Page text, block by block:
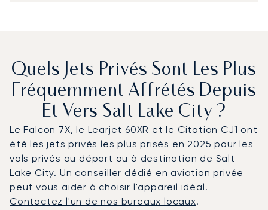
Quels Jets Privés Sont Les Plus
Fréquemment Affrétés Depuis
Et Vers Salt Lake City ?
Le Falcon 7X, le Learjet 60XR et le Citation CJ1 ont
été les jets privés les plus prisés en 2025 pour les
vols privés au départ ou à destination de Salt
Lake City. Un conseiller dédié en aviation privée
peut vous aider à choisir l'appareil idéal.
Contactez l'un de nos bureaux locaux.